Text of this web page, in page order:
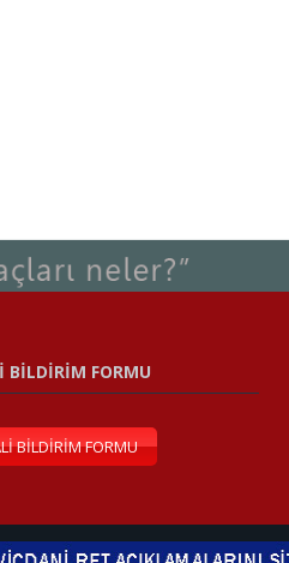
BİLDİRİM FORMU
BİLDİRİM FORMU